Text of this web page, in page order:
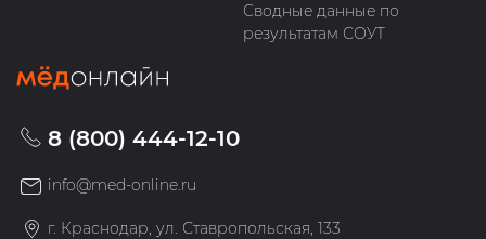
Сводные данные по
результатам СОУТ
8 (800) 444-12-10
info@med-online.ru
г. Краснодар, ул. Ставропольская, 133